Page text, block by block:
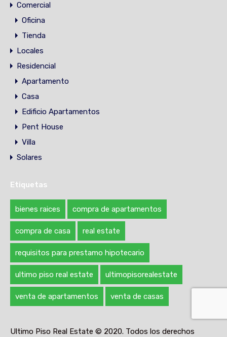
Comercial
Oficina
Tienda
Locales
Residencial
Apartamento
Casa
Edificio Apartamentos
Pent House
Villa
Solares
Etiquetas
bienes raices compra de apartamentos
compra de casa real estate
requisitos para prestamo hipotecario
ultimo piso real estate ultimopisorealestate
venta de apartamentos venta de casas
Ultimo Piso Real Estate © 2020. Todos los derechos